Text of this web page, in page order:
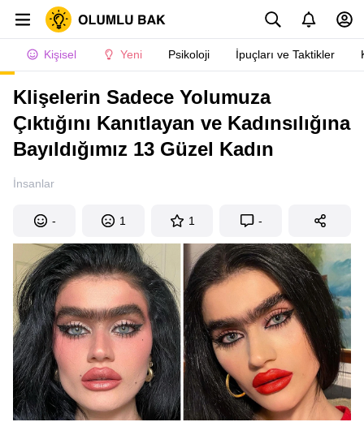
Kişisel Yeni Psikoloji İpuçları ve Taktikler
Klişelerin Sadece Yolumuza
Çıktığını Kanıtlayan ve Kadınsılığına
Bayıldığımız 13 Güzel Kadın
İnsanlar
- 1 1 -